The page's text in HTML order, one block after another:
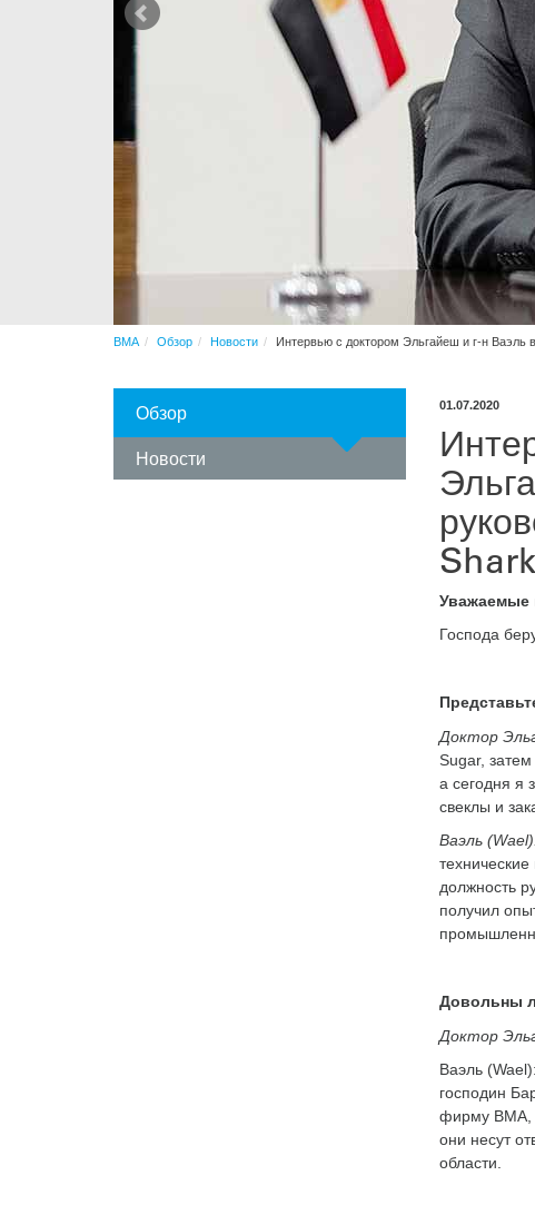
Automation
Послепродажное обслуживание
Изготовление на заказ
BMA Обзор Новости Интервью с доктором Эльгайеш и г-н Ваэль
Обзор
Новости
01.07.2020
Уважаемые
Господа
Доктор
Sugar,
а сегодня я
свеклы и
Ваэль
должность
получил
Довольны
Доктор
Ваэль
господин
фирму BMA,
они несут
области.